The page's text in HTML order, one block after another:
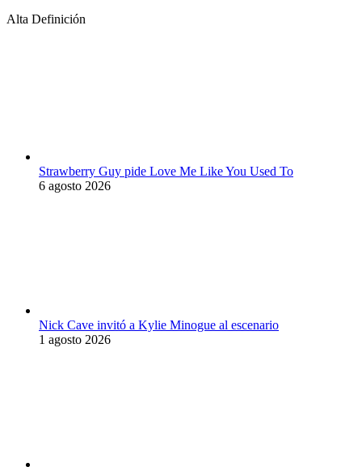
Alta Definición
Strawberry Guy pide Love Me Like You Used To
6 agosto 2026
Nick Cave invitó a Kylie Minogue al escenario
1 agosto 2026